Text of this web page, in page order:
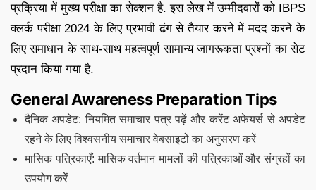
प्रक्रिया में मुख्य परीक्षा का सेक्शन है. इस लेख में उम्मीदवारों को IBPS
क्लर्क परीक्षा 2024 के लिए प्रभावी ढंग से तैयार करने में मदद करने के
लिए समाधान के साथ-साथ महत्वपूर्ण सामान्य जागरूकता प्रश्नों का सेट
प्रदान किया गया है.
General Awareness Preparation Tips
दैनिक अपडेट: नियमित समाचार पत्र पढ़ें और करेंट अफेयर्स से अपडेट
रहने के लिए विश्वसनीय समाचार वेबसाइटों का अनुसरण करें
मासिक पत्रिकाएँ: मासिक वर्तमान मामलों की पत्रिकाओं और संग्रहों का
उपयोग करें